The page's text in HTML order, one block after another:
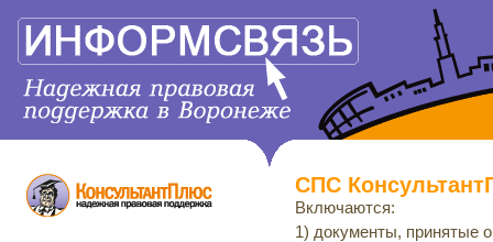
СПС
Включаются:
1) документы, принятые